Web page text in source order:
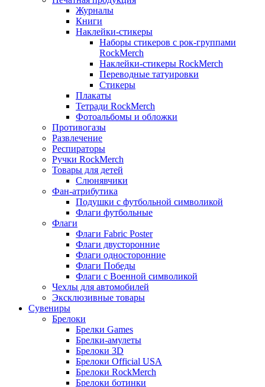
Журналы
Книги
Наклейки-стикеры
Наборы стикеров с рок-группами
RockMerch
Наклейки-стикеры RockMerch
Переводные татуировки
Стикеры
Плакаты
Тетради RockMerch
Фотоальбомы и обложки
Противогазы
Развлечение
Респираторы
Ручки RockMerch
Товары для детей
Слюнявчики
Фан-атрибутика
Подушки с футбольной символикой
Флаги футбольные
Флаги
Флаги Fabric Poster
Флаги двусторонние
Флаги односторонние
Флаги Победы
Флаги с Военной символикой
Чехлы для автомобилей
Эксклюзивные товары
Сувениры
Брелоки
Брелки Games
Брелки-амулеты
Брелоки 3D
Брелоки Official USA
Брелоки RockMerch
Брелоки ботинки